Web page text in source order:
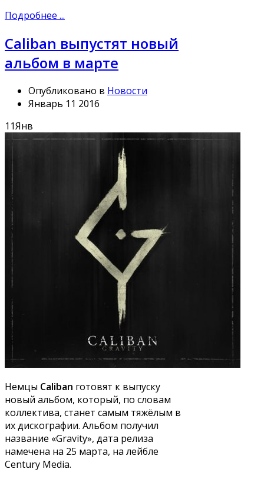
Подробнее ...
Caliban выпустят новый
альбом в марте
Опубликовано в Новости
Январь 11 2016
11Янв
Немцы Caliban готовят к выпуску
новый альбом, который, по словам
коллектива, станет самым тяжёлым в
их дискографии. Альбом получил
название «Gravity», дата релиза
намечена на 25 марта, на лейбле
Century Media.